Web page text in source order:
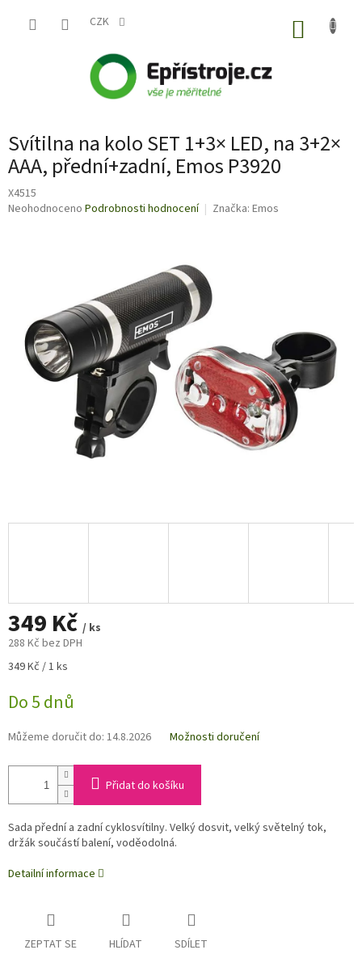
CZK
Svítilna na kolo SET 1+3× LED, na 3+2×
AAA, přední+zadní, Emos P3920
X4515
Průměrné
hvězdiček.
Neohodnoceno Podrobnosti hodnocení Značka: Emos
349 Kč / ks
288 Kč bez DPH
Měrná
349 Kč / 1 ks
Do 5 dnů
Můžeme doručit do: 14.8.2026 Možnosti doručení
Přidat do košíku
Sada přední a zadní cyklosvítilny. Velký dosvit, velký světelný tok,
držák součástí balení, voděodolná.
Detailní informace
ZEPTAT SE HLÍDAT SDÍLET